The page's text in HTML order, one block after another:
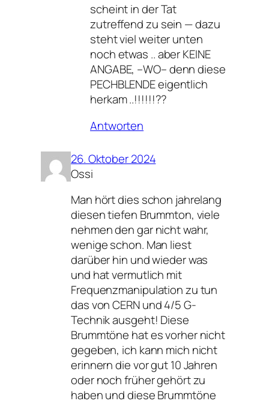
scheint in der Tat
zutreffend zu sein — dazu
steht viel weiter unten
noch etwas .. aber KEINE
ANGABE, –WO– denn diese
PECHBLENDE eigentlich
herkam ..!!!!!!??
Antworten
26. Oktober 2024
Ossi
Man hört dies schon jahrelang
diesen tiefen Brummton, viele
nehmen den gar nicht wahr,
wenige schon. Man liest
darüber hin und wieder was
und hat vermutlich mit
Frequenzmanipulation zu tun
das von CERN und 4/5 G-
Technik ausgeht! Diese
Brummtöne hat es vorher nicht
gegeben, ich kann mich nicht
erinnern die vor gut 10 Jahren
oder noch früher gehört zu
haben und diese Brummtöne